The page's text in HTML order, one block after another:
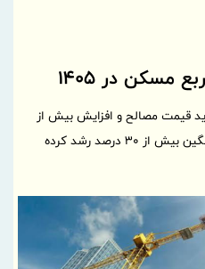
در ۱۴٠۵
قیمت مصالح و افزایش بیش از
۱۰۰ درصدی انشعاب برق، به‌طور میانگین بیش از ۳۰ درصد رشد کرده